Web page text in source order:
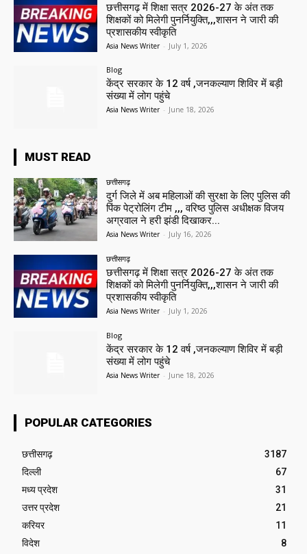
छत्तीसगढ़ में शिक्षा सत्र 2026-27 के अंत तक
शिक्षकों को मिलेगी पुनर्नियुक्ति,,,शासन ने जारी की
प्रशासकीय स्वीकृति
Asia News Writer - July 1, 2026
Blog
केंद्र सरकार के 12 वर्ष ,जनकल्याण शिविर में बड़ी
संख्या में लोग पहुंचे
Asia News Writer - June 18, 2026
MUST READ
छत्तीसगढ़
दुर्ग जिले में अब महिलाओं की सुरक्षा के लिए पुलिस की
पिंक पेट्रोलिंग टीम ,,, वरिष्ठ पुलिस अधीक्षक विजय
अग्रवाल ने हरी झंडी दिखाकर...
Asia News Writer - July 16, 2026
छत्तीसगढ़
छत्तीसगढ़ में शिक्षा सत्र 2026-27 के अंत तक
शिक्षकों को मिलेगी पुनर्नियुक्ति,,,शासन ने जारी की
प्रशासकीय स्वीकृति
Asia News Writer - July 1, 2026
Blog
केंद्र सरकार के 12 वर्ष ,जनकल्याण शिविर में बड़ी
संख्या में लोग पहुंचे
Asia News Writer - June 18, 2026
POPULAR CATEGORIES
छत्तीसगढ़
3187
दिल्ली
67
मध्य प्रदेश
31
उत्तर प्रदेश
21
करियर
11
विदेश
8